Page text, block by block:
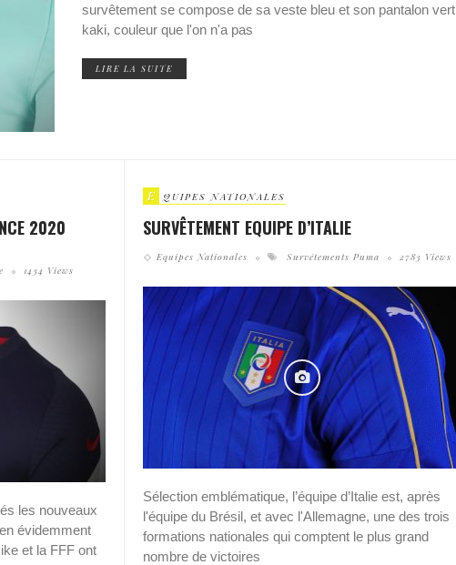
survêtement se compose de sa veste bleu et son pantalon vert
kaki, couleur que l'on n'a pas
LIRE LA SUITE
2020
1434 Views
les nouveaux
évidemment
et la FFF ont
E QUIPES NATIONALES
SURVÊTEMENT EQUIPE D’ITALIE
Equipes Nationales Survêtements Puma 2783 Views
Sélection emblématique, l’équipe d’Italie est, après
l'équipe du Brésil, et avec l'Allemagne, une des trois
formations nationales qui comptent le plus grand
nombre de victoires